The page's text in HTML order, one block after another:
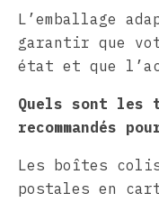
L’emballage
garantir que
état et que
Quels sont les
recommandés
Les boîtes
postales en